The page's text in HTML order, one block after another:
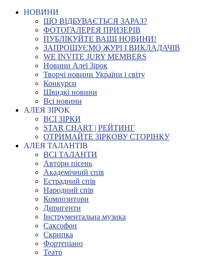
НОВИНИ
ЩО ВІДБУВАЄТЬСЯ ЗАРАЗ?
ФОТОГАЛЕРЕЯ ПРИЗЕРІВ
ПУБЛІКУЙТЕ ВАШІ НОВИНИ!
ЗАПРОШУЄМО ЖУРІ І ВИКЛАДАЧІВ
WE INVITE JURY MEMBERS
Новини Алеї Зірок
Творчі новини України і світу
Конкурси
Швидкі новини
Всі новини
АЛЕЯ ЗІРОК
ВСІ ЗІРКИ
STAR CHART | РЕЙТИНГ
ОТРИМАЙТЕ ЗІРКОВУ СТОРІНКУ
АЛЕЯ ТАЛАНТІВ
ВСІ ТАЛАНТИ
Автори пісень
Академічний спів
Естрадний спів
Народний спів
Композитори
Диригенти
Інструментальна музика
Саксофон
Скрипка
Фортепіано
Театр